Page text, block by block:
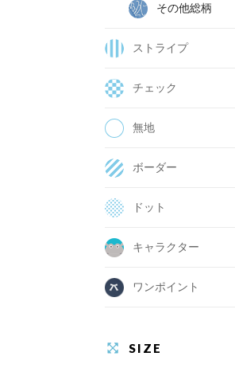
その他総柄
ストライプ
チェック
無地
ボーダー
ドット
キャラクター
ワンポイント
SIZE